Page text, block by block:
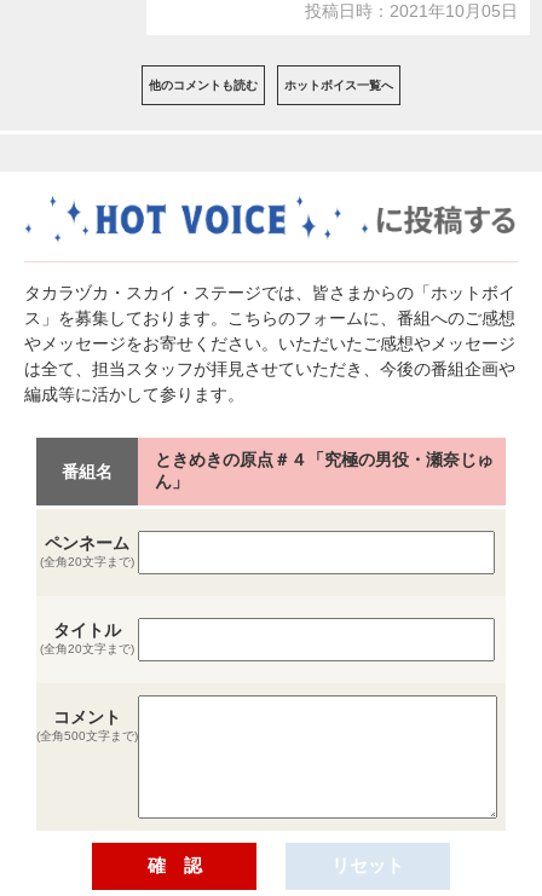
投稿日時：2021年10月05日
他のコメントも読む ホットボイス一覧へ
タカラヅカ・スカイ・ステージでは、皆さまからの「ホットボイ
ス」を募集しております。こちらのフォームに、番組へのご感想
やメッセージをお寄せください。いただいたご感想やメッセージ
は全て、担当スタッフが拝見させていただき、今後の番組企画や
編成等に活かして参ります。
番組名
ときめきの原点＃４「究極の男役・瀬奈じゅ
ん」
ペンネーム
(全角20文字まで)
タイトル
(全角20文字まで)
コメント
(全角500文字まで)